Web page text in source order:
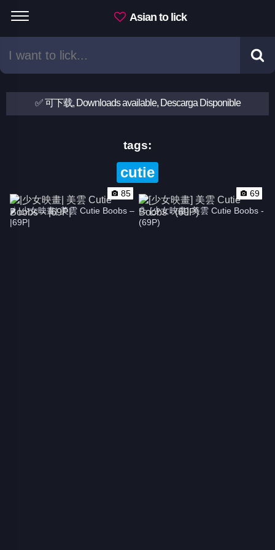
Asian to lick
✅ 可下载, Downloads available, Descarga Disponible
tags:
cutie
85
🌶 |少女映畫| 美雲 Cutie Boobs –
|69P|
69
💦 [少女映畫] 美雲 Cutie Boobs -
(69P)